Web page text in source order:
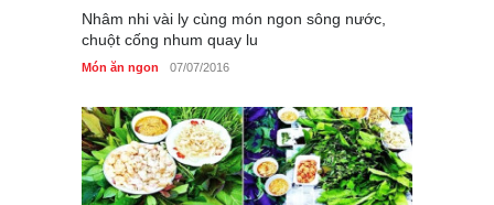
Nhâm nhi vài ly cùng món ngon sông nước,
chuột cống nhum quay lu
Món ăn ngon 07/07/2016